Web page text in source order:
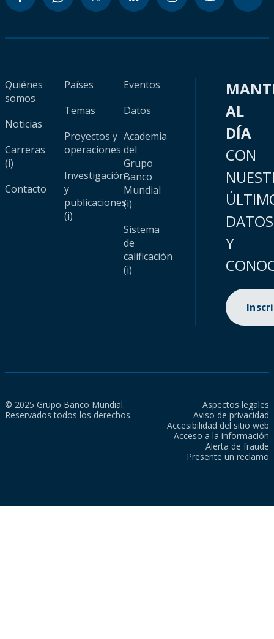
Quiénes
somos
Noticias
Carreras
(i)
Contacto
Países
Temas
Proyectos y
operaciones
Investigación
y
publicaciones
(i)
Eventos
Datos
Academia
del
Grupo
Banco
Mundial
(i)
Sistema
de
calificación
(i)
AL
DÍA
CON
DATOS
Y
© 2025 Grupo Banco Mundial.
Reservados todos los derechos.
Aspectos legales
Aviso de privacidad
Accesibilidad del sitio web
Acceso a la información
Alerta de fraude
Presente un reclamo